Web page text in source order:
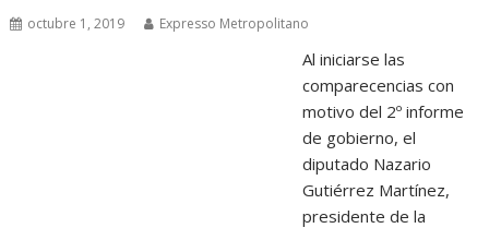
octubre 1, 2019 Expresso Metropolitano
Al iniciarse las
comparecencias con
motivo del 2º informe
de gobierno, el
diputado Nazario
Gutiérrez Martínez,
presidente de la